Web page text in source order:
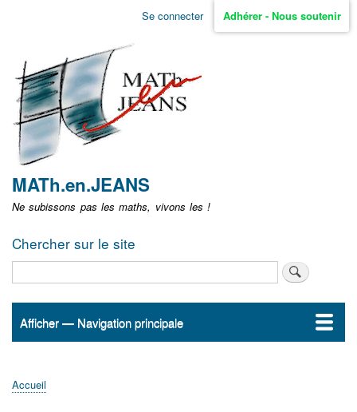
Aller
non
identifié
Se connecter Adhérer - Nous soutenir
MATh.en.JEANS
Ne subissons pas les maths, vivons les !
Chercher sur le site
Navigation
Afficher — Navigation principale
Accueil
ActualitésMATh.en.JEANS ?
Régions et Ateliers
Créer, gérer un atelier
Sujets/Publications
Congrès
Accueil